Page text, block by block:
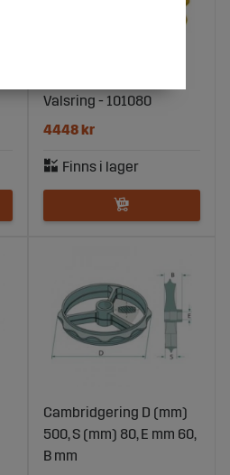
Valsring - 101080
4448 kr
Cambridgering D (mm)
500, S (mm) 80, E mm 60,
B mm